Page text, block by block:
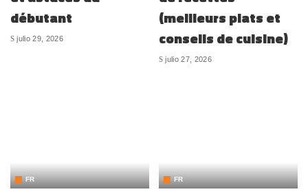
débutant
julio 29, 2026
(meilleurs plats et
conseils de cuisine)
julio 27, 2026
FR FR